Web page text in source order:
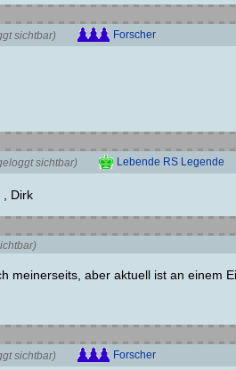
sichtbar) Forscher
sichtbar) Lebende RS Legende
, Dirk
meinerseits, aber aktuell ist an einem
sichtbar) Forscher